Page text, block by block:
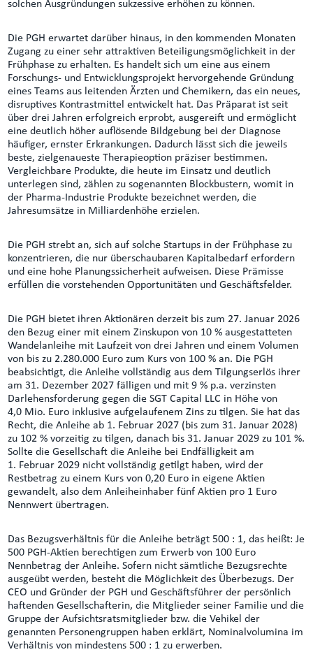
solchen Ausgründungen sukzessive erhöhen zu können.
Die PGH erwartet darüber hinaus, in den kommenden Monaten
Zugang zu einer sehr attraktiven Beteiligungsmöglichkeit in der
Frühphase zu erhalten. Es handelt sich um eine aus einem
Forschungs- und Entwicklungsprojekt hervorgehende Gründung
eines Teams aus leitenden Ärzten und Chemikern, das ein neues,
disruptives Kontrastmittel entwickelt hat. Das Präparat ist seit
über drei Jahren erfolgreich erprobt, ausgereift und ermöglicht
eine deutlich höher auflösende Bildgebung bei der Diagnose
häufiger, ernster Erkrankungen. Dadurch lässt sich die jeweils
beste, zielgenaueste Therapieoption präziser bestimmen.
Vergleichbare Produkte, die heute im Einsatz und deutlich
unterlegen sind, zählen zu sogenannten Blockbustern, womit in
der Pharma-Industrie Produkte bezeichnet werden, die
Jahresumsätze in Milliardenhöhe erzielen.
Die PGH strebt an, sich auf solche Startups in der Frühphase zu
konzentrieren, die nur überschaubaren Kapitalbedarf erfordern
und eine hohe Planungssicherheit aufweisen. Diese Prämisse
erfüllen die vorstehenden Opportunitäten und Geschäftsfelder.
Die PGH bietet ihren Aktionären derzeit bis zum 27. Januar 2026
den Bezug einer mit einem Zinskupon von 10 % ausgestatteten
Wandelanleihe mit Laufzeit von drei Jahren und einem Volumen
von bis zu 2.280.000 Euro zum Kurs von 100 % an. Die PGH
beabsichtigt, die Anleihe vollständig aus dem Tilgungserlös ihrer
am 31. Dezember 2027 fälligen und mit 9 % p.a. verzinsten
Darlehensforderung gegen die SGT Capital LLC in Höhe von
4,0 Mio. Euro inklusive aufgelaufenem Zins zu tilgen. Sie hat das
Recht, die Anleihe ab 1. Februar 2027 (bis zum 31. Januar 2028)
zu 102 % vorzeitig zu tilgen, danach bis 31. Januar 2029 zu 101 %.
Sollte die Gesellschaft die Anleihe bei Endfälligkeit am
1. Februar 2029 nicht vollständig getilgt haben, wird der
Restbetrag zu einem Kurs von 0,20 Euro in eigene Aktien
gewandelt, also dem Anleiheinhaber fünf Aktien pro 1 Euro
Nennwert übertragen.
Das Bezugsverhältnis für die Anleihe beträgt 500 : 1, das heißt: Je
500 PGH-Aktien berechtigen zum Erwerb von 100 Euro
Nennbetrag der Anleihe. Sofern nicht sämtliche Bezugsrechte
ausgeübt werden, besteht die Möglichkeit des Überbezugs. Der
CEO und Gründer der PGH und Geschäftsführer der persönlich
haftenden Gesellschafterin, die Mitglieder seiner Familie und die
Gruppe der Aufsichtsratsmitglieder bzw. die Vehikel der
genannten Personengruppen haben erklärt, Nominalvolumina im
Verhältnis von mindestens 500 : 1 zu erwerben.